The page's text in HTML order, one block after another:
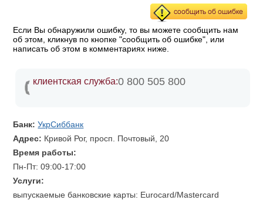
Если Вы обнаружили ошибку, то вы можете сообщить нам
об этом, кликнув по кнопке "сообщить об ошибке", или
написать об этом в комментариях ниже.
клиентская служба:0 800 505 800
Банк:УкрСиббанк
Адрес: Кривой Рог, просп. Почтовый, 20
Время работы:
Пн-Пт: 09:00-17:00
Услуги:
выпускаемые банковские карты: Eurocard/Mastercard